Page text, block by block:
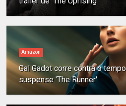
Amazon
Gal Gadot corre contra o
suspense 'The Runner'